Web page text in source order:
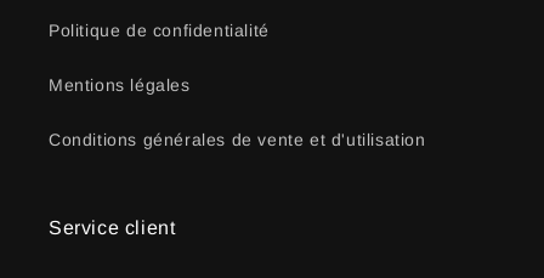
Politique de confidentialité
Mentions légales
Conditions générales de vente et d'utilisation
Service client